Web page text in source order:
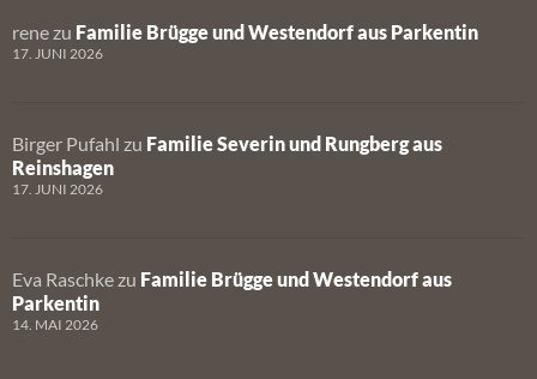
rene zu Familie Brügge und Westendorf aus Parkentin
17. JUNI 2026
Birger Pufahl zu Familie Severin und Rungberg aus
Reinshagen
17. JUNI 2026
Eva Raschke zu Familie Brügge und Westendorf aus
Parkentin
14. MAI 2026